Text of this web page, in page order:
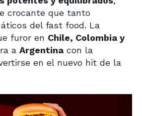
crocante que tanto
del fast food. La
furor en Chile, Colombia y
a Argentina con la
en el nuevo hit de la